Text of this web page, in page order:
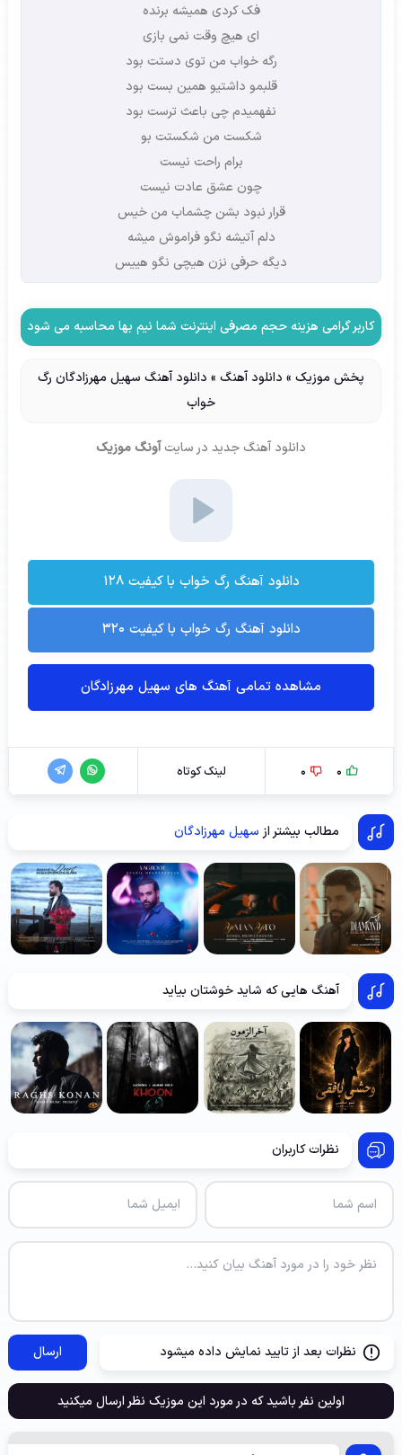
فک کردی همیشه برنده
ای هیچ وقت نمی بازی
رگه خواب من توی دستت بود
قلبمو داشتیو همین بست بود
نفهمیدم چی باعث ترست بود
شکست من شکستت بو
برام راحت نیست
چون عشق عادت نیست
قرار نبود بشن چشماب من خیس
دلم آتیشه نگو فراموش میشه
دیگه حرفی نزن هیچی نگو هییس
کاربر گرامی هزینه حجم مصرفی اینترنت شما نیم بها محاسبه می شود
پخش موزیک » دانلود آهنگ » دانلود آهنگ سهیل مهرزادگان رگ
خواب
دانلود آهنگ جدید در سایت آونگ موزیک
دانلود آهنگ رگ خواب با کیفیت ۱۲۸
دانلود آهنگ رگ خواب با کیفیت ۳۲۰
مشاهده تمامی آهنگ های سهیل مهرزادگان
0
0 لینک کوتاه
مطالب بیشتر از سهیل مهرزادگان
آهنگ هایی که شاید خوشتان بیاید
نظرات کاربران
نظرات بعد از تایید نمایش داده میشود ارسال
اولین نفر باشید که در مورد این موزیک نظر ارسال میکنید